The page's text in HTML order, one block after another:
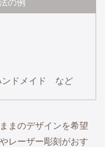
の例
ンドメイド など
まのデザインを希望
レーザー彫刻がおす